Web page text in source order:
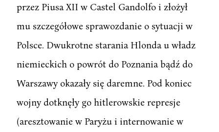
przez Piusa XII w Castel Gandolfo i złożył
mu szczegółowe sprawozdanie o sytuacji w
Polsce. Dwukrotne starania Hlonda u władz
niemieckich o powrót do Poznania bądź do
Warszawy okazały się daremne. Pod koniec
wojny dotknęły go hitlerowskie represje
(aresztowanie w Paryżu i internowanie w